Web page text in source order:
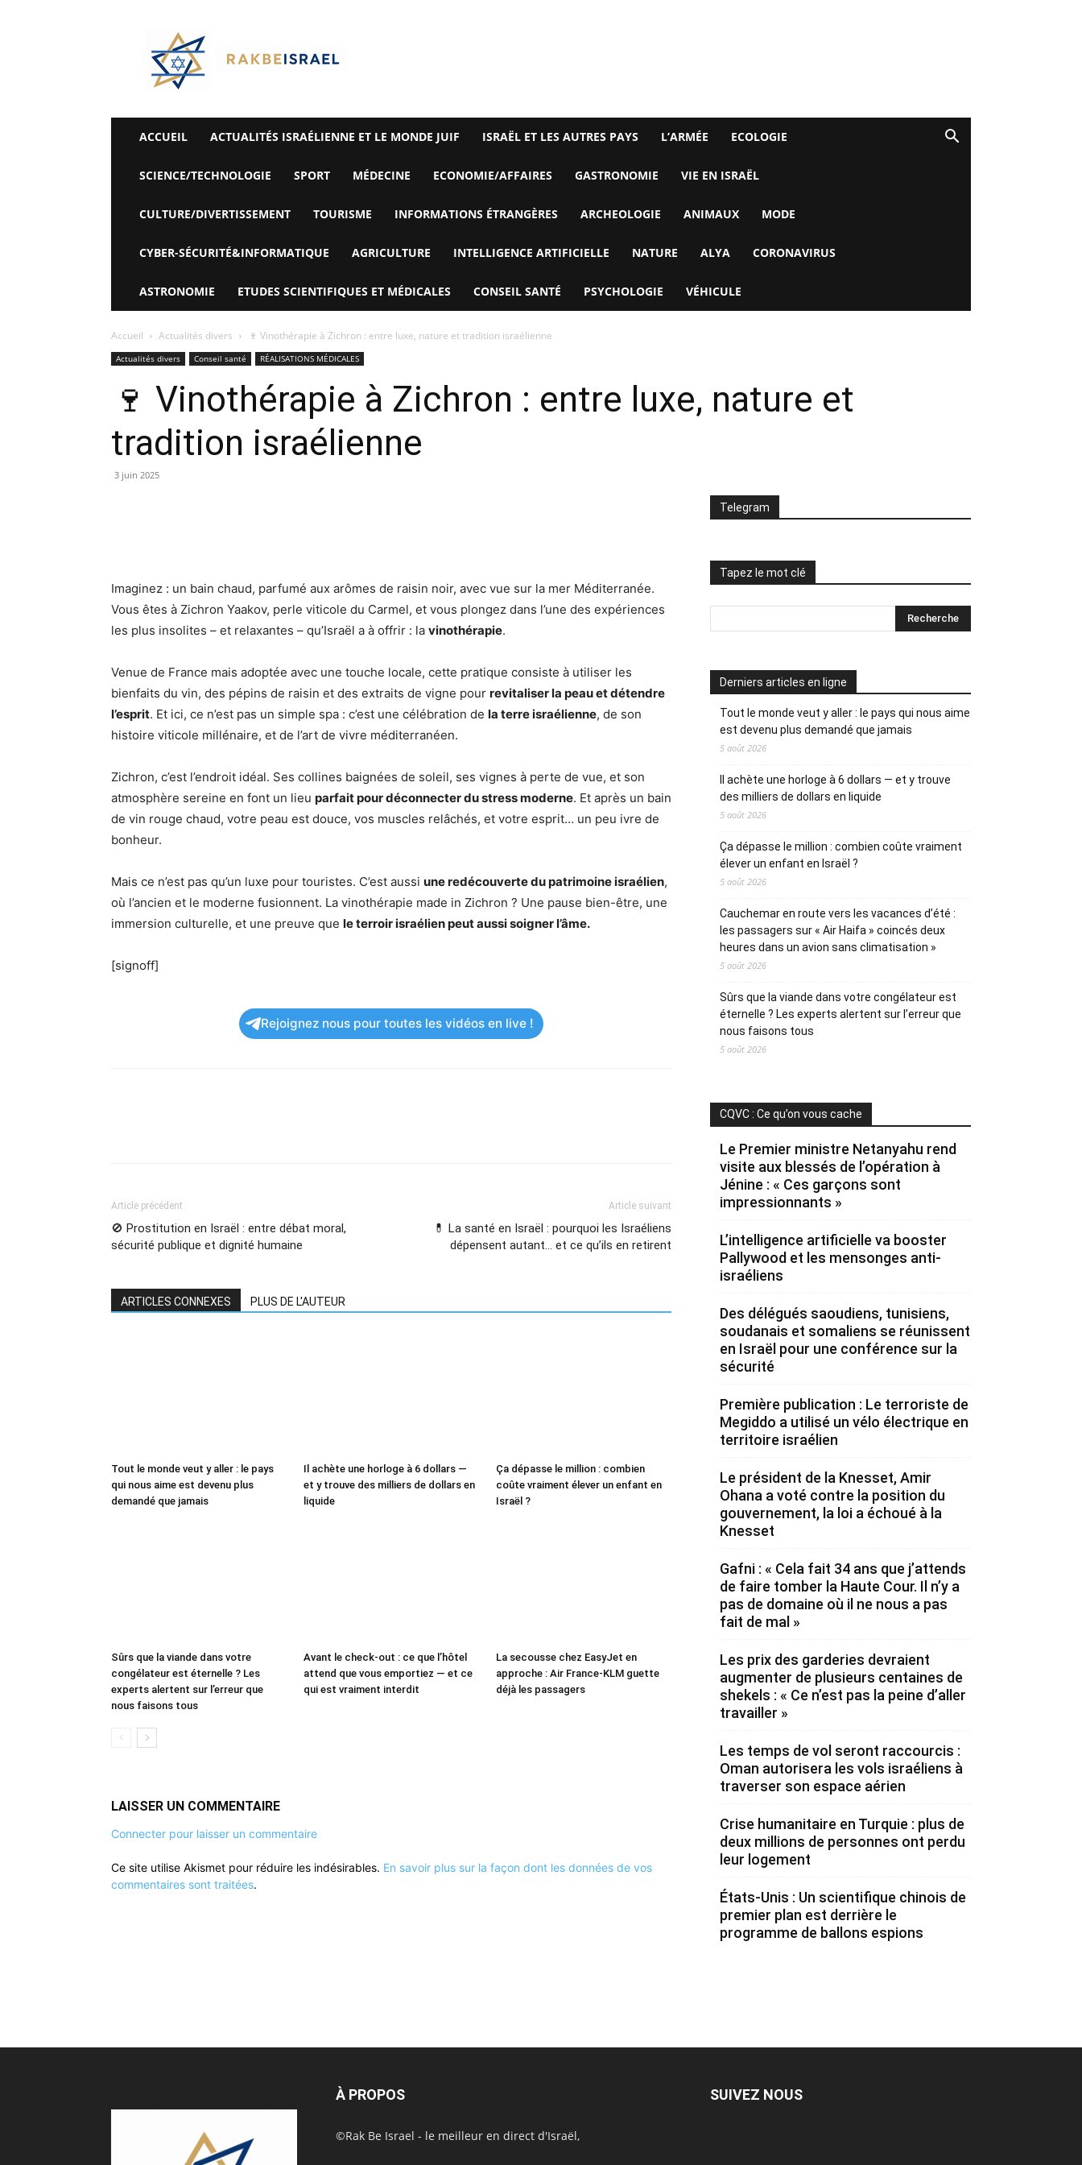
Rak
Be
Israel-
Alyaexpress-
News
ACCUEIL ACTUALITÉS ISRAÉLIENNE ET LE MONDE JUIF ISRAËL ET LES AUTRES PAYS L’ARMÉE ECOLOGIE
SCIENCE/TECHNOLOGIE SPORT MÉDECINE ECONOMIE/AFFAIRES GASTRONOMIE VIE EN ISRAËL
CULTURE/DIVERTISSEMENT TOURISME INFORMATIONS ÉTRANGÈRES ARCHEOLOGIE ANIMAUX MODE
CYBER-SÉCURITÉ&INFORMATIQUE AGRICULTURE INTELLIGENCE ARTIFICIELLE NATURE ALYA CORONAVIRUS
ASTRONOMIE ETUDES SCIENTIFIQUES ET MÉDICALES CONSEIL SANTÉ PSYCHOLOGIE VÉHICULE
Accueil Actualités divers 🍷 Vinothérapie à Zichron : entre luxe, nature et tradition israélienne
Actualités divers Conseil santé RÉALISATIONS MÉDICALES
🍷 Vinothérapie à Zichron : entre luxe, nature et
tradition israélienne
3 juin 2025
Imaginez : un bain chaud, parfumé aux arômes de raisin noir, avec vue sur la mer Méditerranée.
Vous êtes à Zichron Yaakov, perle viticole du Carmel, et vous plongez dans l’une des expériences
les plus insolites – et relaxantes – qu’Israël a à offrir : la vinothérapie.
Venue de France mais adoptée avec une touche locale, cette pratique consiste à utiliser les
bienfaits du vin, des pépins de raisin et des extraits de vigne pour revitaliser la peau et détendre
l’esprit. Et ici, ce n’est pas un simple spa : c’est une célébration de la terre israélienne, de son
histoire viticole millénaire, et de l’art de vivre méditerranéen.
Zichron, c’est l’endroit idéal. Ses collines baignées de soleil, ses vignes à perte de vue, et son
atmosphère sereine en font un lieu parfait pour déconnecter du stress moderne. Et après un bain
de vin rouge chaud, votre peau est douce, vos muscles relâchés, et votre esprit… un peu ivre de
bonheur.
Mais ce n’est pas qu’un luxe pour touristes. C’est aussi une redécouverte du patrimoine israélien,
où l’ancien et le moderne fusionnent. La vinothérapie made in Zichron ? Une pause bien-être, une
immersion culturelle, et une preuve que le terroir israélien peut aussi soigner l’âme.
[signoff]
Rejoignez nous pour toutes les vidéos en live !
Article précédent
🚫 Prostitution en Israël : entre débat moral,
sécurité publique et dignité humaine
Article suivant
💊 La santé en Israël : pourquoi les Israéliens
dépensent autant… et ce qu’ils en retirent
ARTICLES CONNEXES PLUS DE L'AUTEUR
Tout le monde veut y aller : le pays
qui nous aime est devenu plus
demandé que jamais
Il achète une horloge à 6 dollars —
et y trouve des milliers de dollars en
liquide
Ça dépasse le million : combien
coûte vraiment élever un enfant en
Israël ?
Sûrs que la viande dans votre
congélateur est éternelle ? Les
experts alertent sur l’erreur que
nous faisons tous
Avant le check-out : ce que l’hôtel
attend que vous emportiez — et ce
qui est vraiment interdit
La secousse chez EasyJet en
approche : Air France-KLM guette
déjà les passagers
LAISSER UN COMMENTAIRE
Connecter pour laisser un commentaire
Ce site utilise Akismet pour réduire les indésirables. En savoir plus sur la façon dont les données de vos
commentaires sont traitées.
Telegram
Tapez le mot clé
Derniers articles en ligne
Tout le monde veut y aller : le pays qui nous aime
est devenu plus demandé que jamais
5 août 2026
Il achète une horloge à 6 dollars — et y trouve
des milliers de dollars en liquide
5 août 2026
Ça dépasse le million : combien coûte vraiment
élever un enfant en Israël ?
5 août 2026
Cauchemar en route vers les vacances d’été :
les passagers sur « Air Haifa » coincés deux
heures dans un avion sans climatisation »
5 août 2026
Sûrs que la viande dans votre congélateur est
éternelle ? Les experts alertent sur l’erreur que
nous faisons tous
5 août 2026
CQVC : Ce qu’on vous cache
Le Premier ministre Netanyahu rend
visite aux blessés de l’opération à
Jénine : « Ces garçons sont
impressionnants »
L’intelligence artificielle va booster
Pallywood et les mensonges anti-
israéliens
Des délégués saoudiens, tunisiens,
soudanais et somaliens se réunissent
en Israël pour une conférence sur la
sécurité
Première publication : Le terroriste de
Megiddo a utilisé un vélo électrique en
territoire israélien
Le président de la Knesset, Amir
Ohana a voté contre la position du
gouvernement, la loi a échoué à la
Knesset
Gafni : « Cela fait 34 ans que j’attends
de faire tomber la Haute Cour. Il n’y a
pas de domaine où il ne nous a pas
fait de mal »
Les prix des garderies devraient
augmenter de plusieurs centaines de
shekels : « Ce n’est pas la peine d’aller
travailler »
Les temps de vol seront raccourcis :
Oman autorisera les vols israéliens à
traverser son espace aérien
Crise humanitaire en Turquie : plus de
deux millions de personnes ont perdu
leur logement
États-Unis : Un scientifique chinois de
premier plan est derrière le
programme de ballons espions
À PROPOS
©Rak Be Israel - le meilleur en direct d'Israël,
SUIVEZ NOUS